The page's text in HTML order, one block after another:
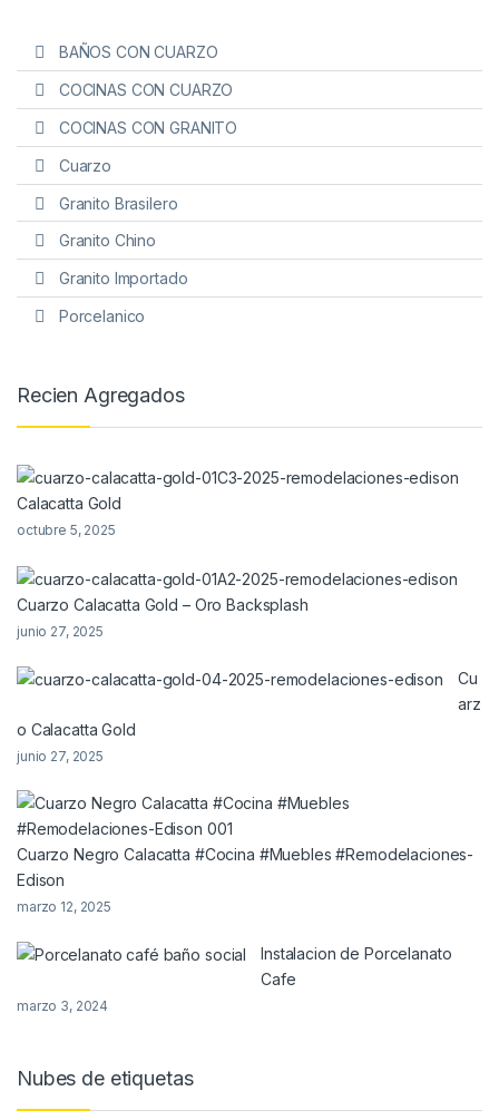
BAÑOS CON CUARZO
COCINAS CON CUARZO
COCINAS CON GRANITO
Cuarzo
Granito Brasilero
Granito Chino
Granito Importado
Porcelanico
Recien Agregados
Calacatta Gold
octubre 5, 2025
Cuarzo Calacatta Gold – Oro Backsplash
junio 27, 2025
Cu
arz
o Calacatta Gold
junio 27, 2025
Cuarzo Negro Calacatta #Cocina #Muebles #Remodelaciones-
Edison
marzo 12, 2025
Instalacion de Porcelanato
Cafe
marzo 3, 2024
Nubes de etiquetas